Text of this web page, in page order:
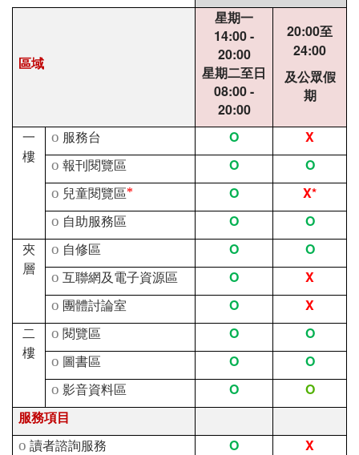
區域
星期一
14:00 -
20:00
星期二至日
08:00 -
20:00
20:00至
24:00
及公眾假
期
一
樓
o 服務台 O X
o 報刊閱覽區 O O
o 兒童閱覽區* O X*
o 自助服務區 O O
夾
層
o 自修區 O O
o 互聯網及電子資源區 O X
o 團體討論室 O X
二
樓
o 閱覽區 O O
o 圖書區 O O
o 影音資料區 O O
服務項目
o 讀者諮詢服務 O X